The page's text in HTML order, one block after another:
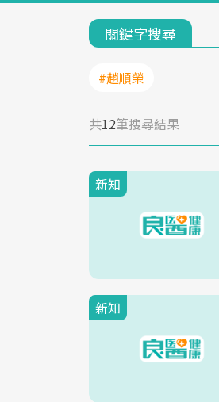
關鍵字搜尋
#趙順榮
共12筆搜尋結果
新知
新知